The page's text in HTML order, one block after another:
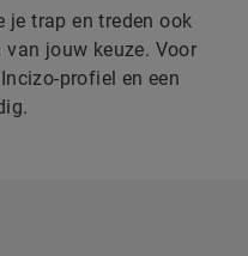
je trap en treden ook
jouw keuze. Voor
profiel en een